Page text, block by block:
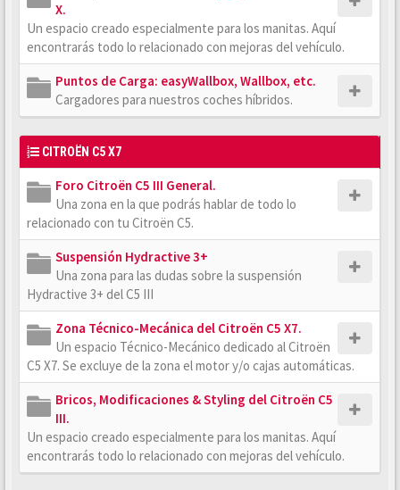
X.
Un espacio creado especialmente para los manitas. Aquí
encontrarás todo lo relacionado con mejoras del vehículo.
Puntos de Carga: easyWallbox, Wallbox, etc.
Cargadores para nuestros coches híbridos.
CITROËN C5 X7
Foro Citroën C5 III General.
Una zona en la que podrás hablar de todo lo
relacionado con tu Citroën C5.
Suspensión Hydractive 3+
Una zona para las dudas sobre la suspensión
Hydractive 3+ del C5 III
Zona Técnico-Mecánica del Citroën C5 X7.
Un espacio Técnico-Mecánico dedicado al Citroën
C5 X7. Se excluye de la zona el motor y/o cajas automáticas.
Bricos, Modificaciones & Styling del Citroën C5
III.
Un espacio creado especialmente para los manitas. Aquí
encontrarás todo lo relacionado con mejoras del vehículo.